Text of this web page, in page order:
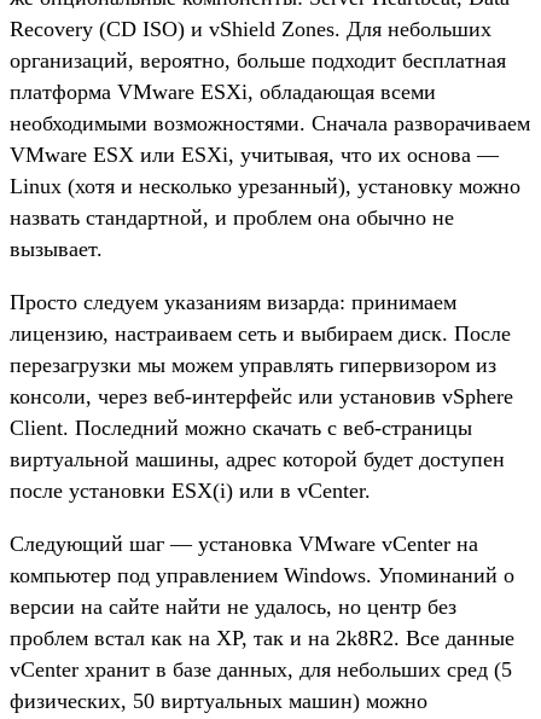
Recovery (CD ISO) и vShield Zones. Для небольших
организаций, вероятно, больше подходит бесплатная
платформа VMware ESXi, обладающая всеми
необходимыми возможностями. Сначала разворачиваем
VMware ESX или ESXi, учитывая, что их основа —
Linux (хотя и несколько урезанный), установку можно
назвать стандартной, и проблем она обычно не
вызывает.
Просто следуем указаниям визарда: принимаем
лицензию, настраиваем сеть и выбираем диск. После
перезагрузки мы можем управлять гипервизором из
консоли, через веб-интерфейс или установив vSphere
Client. Последний можно скачать с веб-страницы
виртуальной машины, адрес которой будет доступен
после установки ESX(i) или в vCenter.
Следующий шаг — установка VMware vCenter на
компьютер под управлением Windows. Упоминаний о
версии на сайте найти не удалось, но центр без
проблем встал как на XP, так и на 2k8R2. Все данные
vCenter хранит в базе данных, для небольших сред (5
физических, 50 виртуальных машин) можно